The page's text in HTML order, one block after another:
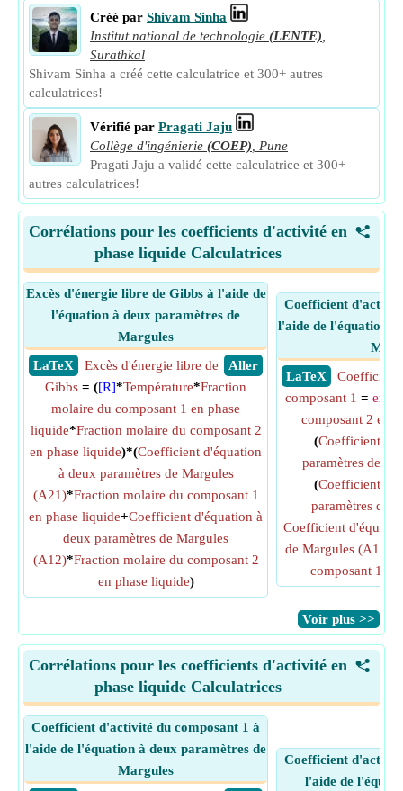
Créé par Shivam Sinha
Institut national de technologie (LENTE)
Surathkal
Shivam Sinha a créé cette calculatrice et 300+ autres
calculatrices!
Vérifié par Pragati Jaju
Collège d'ingénierie (COEP)
Pune
Pragati Jaju a validé cette calculatrice et 300+
autres calculatrices!
<
Corrélations pour les coefficients d'activité en
phase liquide Calculatrices
Excès d'énergie libre de Gibbs à l'aide de
l'équation à deux paramètres de
Margules
​ LaTeX
​ Aller
Excès d'énergie libre de
Gibbs = ([R]*Température*Fraction
molaire du composant 1 en phase
liquide*Fraction molaire du composant 2
en phase liquide)*(Coefficient d'équation
à deux paramètres de Margules
(A21)*Fraction molaire du composant 1
en phase liquide+Coefficient d'équation à
deux paramètres de Margules
(A12)*Fraction molaire du composant 2
en phase liquide)
Coefficient
l'aide de l'équation à
​ LaTeX
Coefficient
composant 1 = exp
composant 2 en
(Coefficient
paramètres de
(Coefficient
paramètres de
Coefficient
de Margules (A12)
composant 1
​Voir plus >>
<
Corrélations pour les coefficients d'activité en
phase liquide Calculatrices
Coefficient d'activité du composant 1 à
l'aide de l'équation à deux paramètres de
Margules
Coefficient
l'aide de